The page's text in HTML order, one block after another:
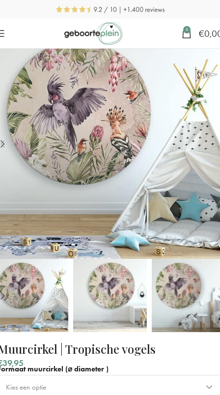
0 €
| Tropische vogels
39,95
muurcirkel (⌀ diameter )
Kies een optie